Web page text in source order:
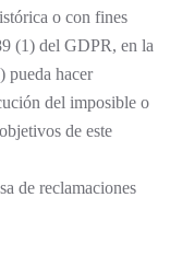
o con fines
(1) del GDPR, en la
pueda hacer
del imposible o
de este
de reclamaciones